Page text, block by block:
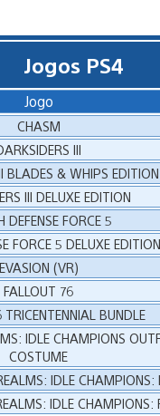
Jogos PS4
Jogo
CHASM
III
BLADES & WHIPS EDITION
III DELUXE EDITION
DEFENSE FORCE 5
FORCE 5 DELUXE EDITION
EVASION (VR)
FALLOUT 76
BUNDLE
IDLE CHAMPIONS
COSTUME
IDLE CHAMPIONS:
IDLE CHAMPIONS: